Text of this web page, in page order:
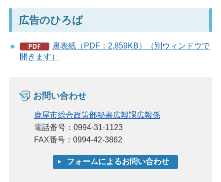
広告のひろば
裏表紙（PDF：2,859KB）（別ウィンドウで
開きます）
お問い合わせ
鹿屋市総合政策部秘書広報課広報係
電話番号：0994-31-1123
FAX番号：0994-42-3862